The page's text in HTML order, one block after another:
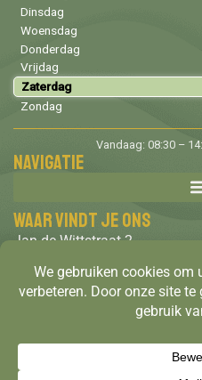
Dinsdag
Woensdag
Donderdag
Vrijdag
Zaterdag
Zondag
Vandaag: 08:30 –
Navigatie
Waar vindt je ons
Jan de Wittstraat 2
4615 GC
Bergen op Zoom
Gratis parkeren in de straat